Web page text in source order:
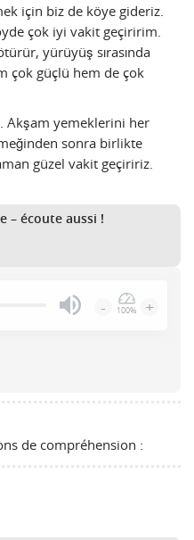
için biz de köye gideriz.
çok iyi vakit geçiririm.
yürüyüş sırasında
çok güçlü hem de çok
Akşam yemeklerini her
sonra birlikte
güzel vakit geçiririz.
– écoute aussi !
volume
- 100% +
de compréhension :